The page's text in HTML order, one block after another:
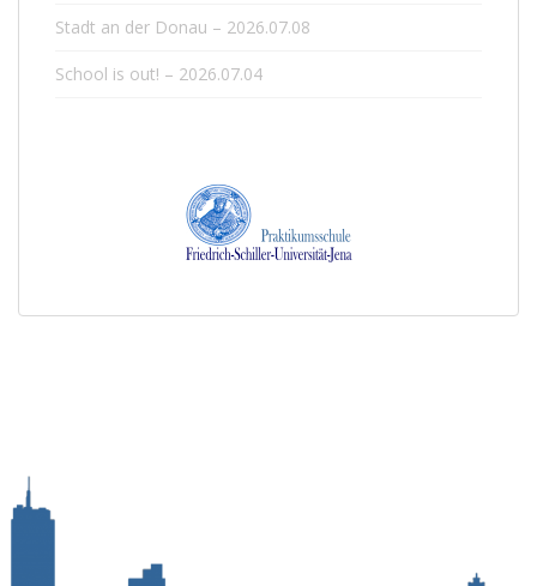
Stadt an der Donau – 2026.07.08
School is out! – 2026.07.04